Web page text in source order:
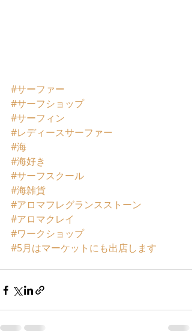
#サーファー
#サーフショップ
#サーフィン
#レディースサーファー
#海
#海好き
#サーフスクール
#海雑貨
#アロマフレグランスストーン
#アロマクレイ
#ワークショップ
#5月はマーケットにも出店します